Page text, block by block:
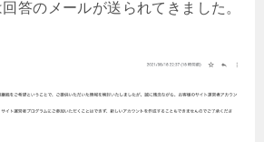
答のメールが送られてきました。